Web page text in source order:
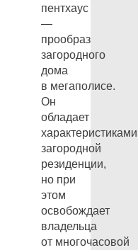
пентхаус
—
прообраз
загородного
дома
в мегаполисе.
Он
обладает
характеристиками
загородной
резиденции,
но при
этом
освобождает
владельца
от многочасовой